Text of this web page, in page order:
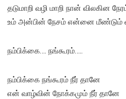
தடுமாறி வழி மாறி நான் விலகின
உம் அன்பின் நேசம் என்னை
நம்பிக்கை…. நங்கூரம்…..
நம்பிக்கை நங்கூரம் நீர் தானே
என் வாழ்வின் நோக்கமும் நீர் தானே